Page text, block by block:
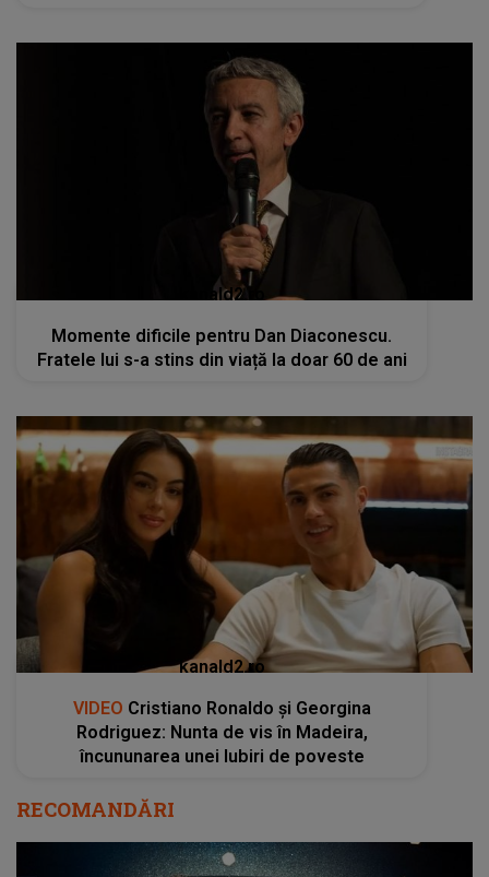
kanald2.ro
Momente dificile pentru Dan Diaconescu.
Fratele lui s-a stins din viață la doar 60 de ani
kanald2.ro
VIDEO Cristiano Ronaldo și Georgina
Rodriguez: Nunta de vis în Madeira,
încununarea unei Iubiri de poveste
RECOMANDĂRI